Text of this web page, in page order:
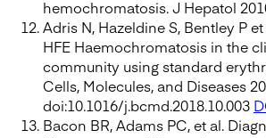
hemochromatosis. J Hepatol
Adris N, Hazeldine S, Bentley P
HFE Haemochromatosis in the
community using standard
Cells, Molecules, and Diseases
doi:10.1016/j.bcmd.2018.10.003
Bacon BR, Adams PC, et al.